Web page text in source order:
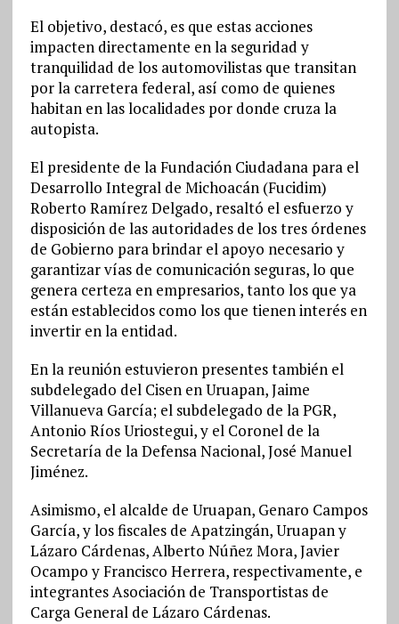
El objetivo, destacó, es que estas acciones
impacten directamente en la seguridad y
tranquilidad de los automovilistas que transitan
por la carretera federal, así como de quienes
habitan en las localidades por donde cruza la
autopista.
El presidente de la Fundación Ciudadana para el
Desarrollo Integral de Michoacán (Fucidim)
Roberto Ramírez Delgado, resaltó el esfuerzo y
disposición de las autoridades de los tres órdenes
de Gobierno para brindar el apoyo necesario y
garantizar vías de comunicación seguras, lo que
genera certeza en empresarios, tanto los que ya
están establecidos como los que tienen interés en
invertir en la entidad.
En la reunión estuvieron presentes también el
subdelegado del Cisen en Uruapan, Jaime
Villanueva García; el subdelegado de la PGR,
Antonio Ríos Uriostegui, y el Coronel de la
Secretaría de la Defensa Nacional, José Manuel
Jiménez.
Asimismo, el alcalde de Uruapan, Genaro Campos
García, y los fiscales de Apatzingán, Uruapan y
Lázaro Cárdenas, Alberto Núñez Mora, Javier
Ocampo y Francisco Herrera, respectivamente, e
integrantes Asociación de Transportistas de
Carga General de Lázaro Cárdenas.